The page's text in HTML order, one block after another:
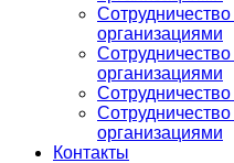
организациями
организациями
организациями
Контакты